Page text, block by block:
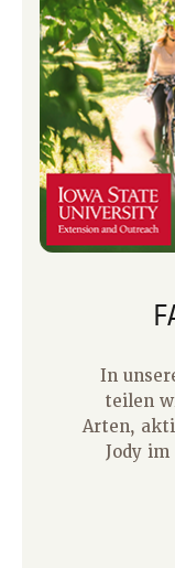
In
teilen
Arten,
Jody